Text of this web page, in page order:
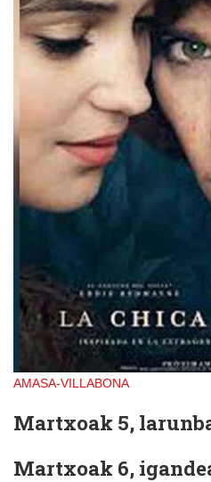
AMASA-VILLABONA
Martxoak 5,
Martxoak 6,